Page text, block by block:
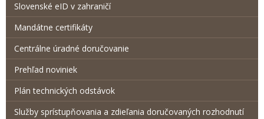
Slovenské eID v zahraničí
Mandátne certifikáty
Centrálne úradné doručovanie
Prehľad noviniek
Plán technických odstávok
Služby sprístupňovania a zdieľania doručovaných rozhodnutí